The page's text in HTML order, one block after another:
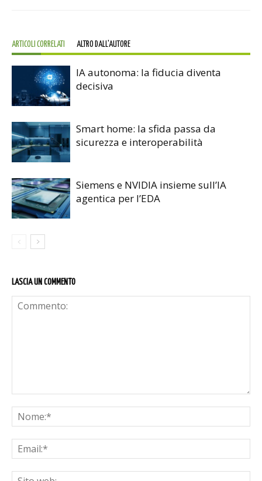
ARTICOLI CORRELATI ALTRO DALL'AUTORE
IA autonoma: la fiducia diventa
decisiva
Smart home: la sfida passa da
sicurezza e interoperabilità
Siemens e NVIDIA insieme sull’IA
agentica per l’EDA
LASCIA UN COMMENTO